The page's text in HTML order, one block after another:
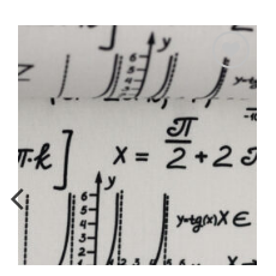
Auf die
Wunschliste